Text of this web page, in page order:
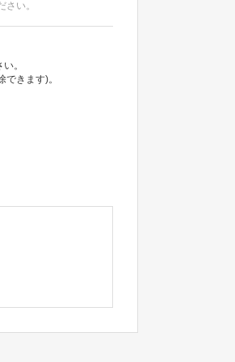
い。
。
きます)。